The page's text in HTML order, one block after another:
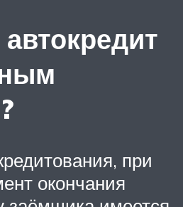
при
окончания